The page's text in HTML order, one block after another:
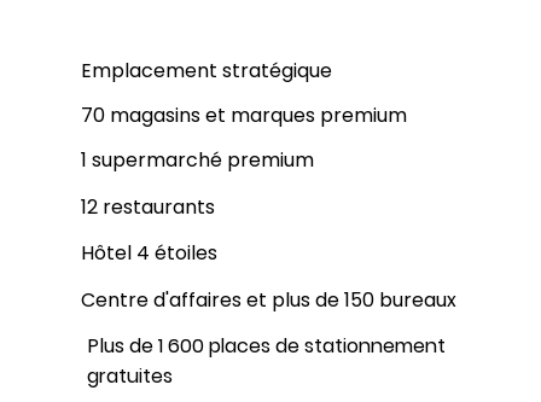
Emplacement stratégique
70 magasins et marques premium
1 supermarché premium
12 restaurants
Hôtel 4 étoiles
Centre d'affaireset plus de 150 bureaux
Plus de1 600places de stationnement
gratuites